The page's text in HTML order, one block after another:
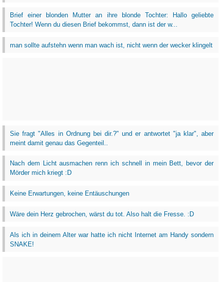
Brief einer blonden Mutter an ihre blonde Tochter: Hallo geliebte
Tochter! Wenn du diesen Brief bekommst, dann ist der w...
man sollte aufstehn wenn man wach ist, nicht wenn der wecker klingelt
Sie fragt "Alles in Ordnung bei dir.?" und er antwortet "ja klar", aber
meint damit genau das Gegenteil..
Nach dem Licht ausmachen renn ich schnell in mein Bett, bevor der
Mörder mich kriegt :D
Keine Erwartungen, keine Entäuschungen
Wäre dein Herz gebrochen, wärst du tot. Also halt die Fresse. :D
Als ich in deinem Alter war hatte ich nicht Internet am Handy sondern
SNAKE!